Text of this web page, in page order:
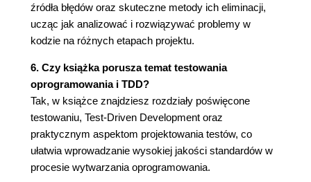
Co powinieneś zrobić? 97
Rozwiązanie 98
Wiarygodność i rozwiązywanie problemów 100
Zmierzając w stronę podstawowego problemu 103
Rozdział 19. Mierząc produktywność dewelopera
107
Definicja "produktywności" 108
Czemu nie "linie kodu"? 108
Określając prawidłowy wskaźnik 110
źródła błędów oraz skuteczne metody ich eliminacji,
ucząc jak analizować i rozwiązywać problemy w
kodzie na różnych etapach projektu.
6. Czy książka porusza temat testowania
oprogramowania i TDD?
Tak, w książce znajdziesz rozdziały poświęcone
testowaniu, Test-Driven Development oraz
praktycznym aspektom projektowania testów, co
ułatwia wprowadzanie wysokiej jakości standardów w
procesie wytwarzania oprogramowania.